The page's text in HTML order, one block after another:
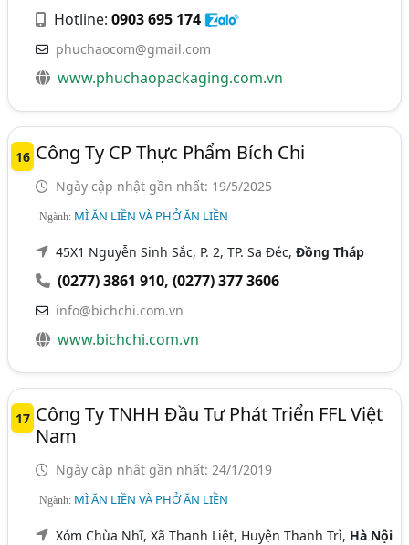
Hotline:0903 695 174
phuchaocom@gmail.com
www.phuchaopackaging.com.vn
16 Công Ty CP Thực Phẩm Bích Chi
Ngày cập nhật gần nhất: 19/5/2025
Ngành: MÌ ĂN LIỀN VÀ PHỞ ĂN LIỀN
45X1 Nguyễn Sinh Sắc, P. 2, TP. Sa Đéc,Đồng Tháp
(0277) 3861 910,(0277) 377 3606
info@bichchi.com.vn
www.bichchi.com.vn
17 Công Ty TNHH Đầu Tư Phát Triển FFL Việt
Nam
Ngày cập nhật gần nhất: 24/1/2019
Ngành: MÌ ĂN LIỀN VÀ PHỞ ĂN LIỀN
Xóm Chùa Nhĩ, Xã Thanh Liệt, Huyện Thanh Trì, Hà Nội